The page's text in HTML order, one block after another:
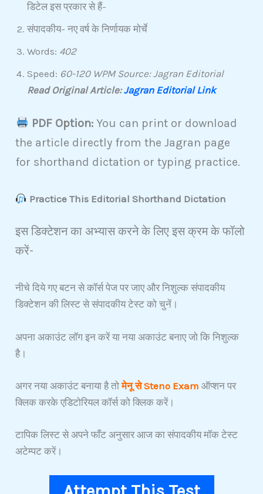
डिटेल इस प्रकार से हैं-
संपादकीय- नए वर्ष के निर्णायक मोर्चे
Words: 402
Speed: 60-120 WPM Source: Jagran Editorial
Read Original Article:Jagran Editorial Link
PDF Option:You can print or download
the article directly from the Jagran page
for shorthand dictation or typing practice.
Practice This Editorial Shorthand Dictation
इस डिक्टेशन का अभ्यास करने के लिए इस क्रम के फॉलो
करें-
नीचे दिये गए बटन से कॉर्स पेज पर जाए और निशुल्क संपादकीय
डिक्टेशन की लिस्ट से संपादकीय टेस्ट को चुनें।
अपना अकाउंट लॉग इन करें या नया अकाउंट बनाए जो कि निशुल्क
है।
अगर नया अकाउंट बनाया है तोमेनू से Steno Exam ऑप्शन पर
क्लिक करके एडिटोरियल कॉर्स को क्लिक करें।
टापिक लिस्ट से अपने फाँट अनुसार आज का संपादकीय मॉक टेस्ट
अटेम्पट करें।